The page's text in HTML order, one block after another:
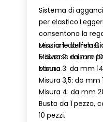
Sistema di
per
consentono la
tensione
5 diverse misure
canna.
Misura 1: da mm 8
Misura 2: da mm
Misura 3: da mm
Misura 3,5: da mm
Misura 4: da mm
Busta da 1 pezzo,
10 pezzi.